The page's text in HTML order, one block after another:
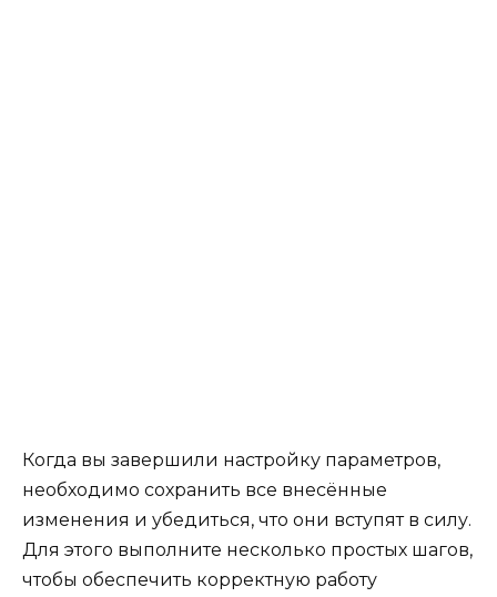
Когда вы завершили настройку параметров,
необходимо сохранить все внесённые
изменения и убедиться, что они вступят в силу.
Для этого выполните несколько простых шагов,
чтобы обеспечить корректную работу